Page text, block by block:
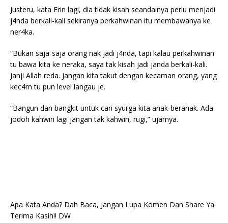
Justeru, kata Erin lagi, dia tidak kisah seandainya perlu menjadi
j4nda berkali-kali sekiranya perkahwinan itu membawanya ke
ner4ka.
“Bukan saja-saja orang nak jadi j4nda, tapi kalau perkahwinan
tu bawa kita ke neraka, saya tak kisah jadi janda berkali-kali.
Janji Allah reda. Jangan kita takut dengan kecaman orang, yang
kec4m tu pun level langau je.
“Bangun dan bangkit untuk cari syurga kita anak-beranak. Ada
jodoh kahwin lagi jangan tak kahwin, rugi,” ujarnya.
Apa Kata Anda? Dah Baca, Jangan Lupa Komen Dan Share Ya.
Terima Kasih!! DW